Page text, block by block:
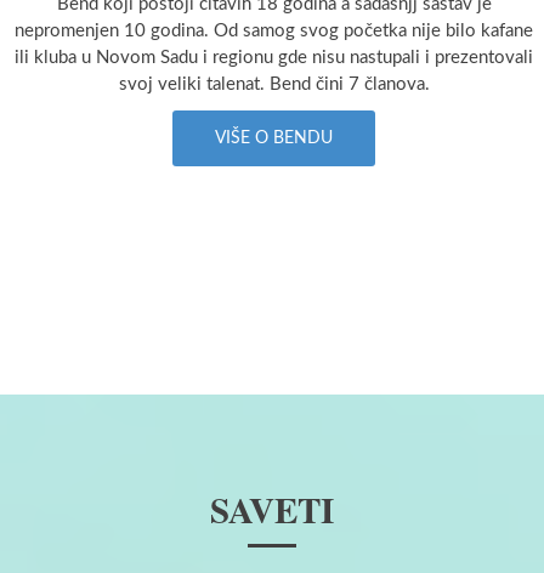
Bend koji postoji čitavih 18 godina a sadašnjj sastav je
nepromenjen 10 godina. Od samog svog početka nije bilo kafane
ili kluba u Novom Sadu i regionu gde nisu nastupali i prezentovali
svoj veliki talenat. Bend čini 7 članova.
VIŠE O BENDU
SAVETI